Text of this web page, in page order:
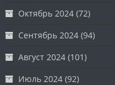
Октябрь 2024 (72)
Сентябрь 2024 (94)
Август 2024 (101)
Июль 2024 (92)